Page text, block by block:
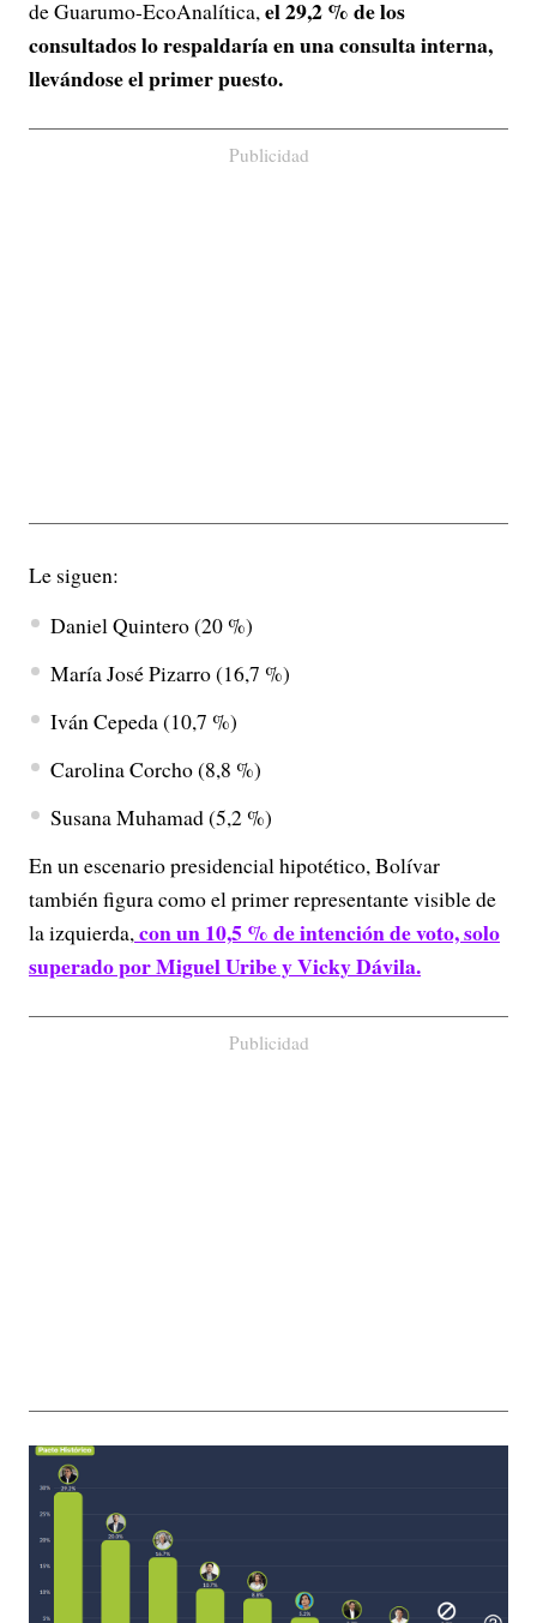
de Guarumo-EcoAnalítica, el 29,2 % de los
consultados lo respaldaría en una consulta interna,
llevándose el primer puesto.
Publicidad
Le siguen:
Daniel Quintero (20 %)
María José Pizarro (16,7 %)
Iván Cepeda (10,7 %)
Carolina Corcho (8,8 %)
Susana Muhamad (5,2 %)
En un escenario presidencial hipotético, Bolívar
también figura como el primer representante visible de
la izquierda, con un 10,5 % de intención de voto, solo
superado por Miguel Uribe y Vicky Dávila.
Publicidad